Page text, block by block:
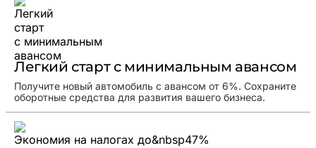
Легкий старт с минимальным авансом
Получите новый автомобиль с авансом от 6%. Сохраните
оборотные средства для развития вашего бизнеса.